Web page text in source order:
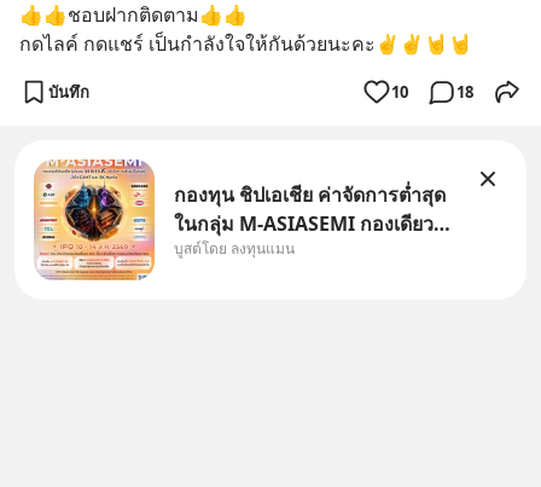
👍👍ชอบฝากติดตาม👍👍
กดไลค์ กดแชร์ เป็นกำลังใจให้กันด้วยนะคะ✌️✌️🤘🤘
บันทึก 10 18
กองทุน ชิปเอเชีย ค่าจัดการต่ำสุด
ในกลุ่ม M-ASIASEMI กองเดียว
ครบ มีทั้ง CXMT จากจีน TSMC
บูสต์โดย ลงทุนแมน